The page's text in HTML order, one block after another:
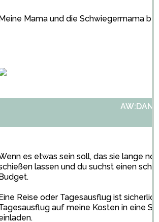
Mama und die Schwiegermama
es etwas sein soll, das sie lange
lassen und du suchst einen
Reise oder Tagesausflug ist
auf meine Kosten in eine